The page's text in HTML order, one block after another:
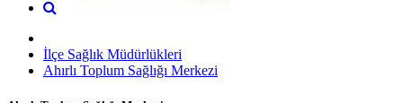
İlçe Sağlık Müdürlükleri
Ahırlı Toplum Sağlığı Merkezi